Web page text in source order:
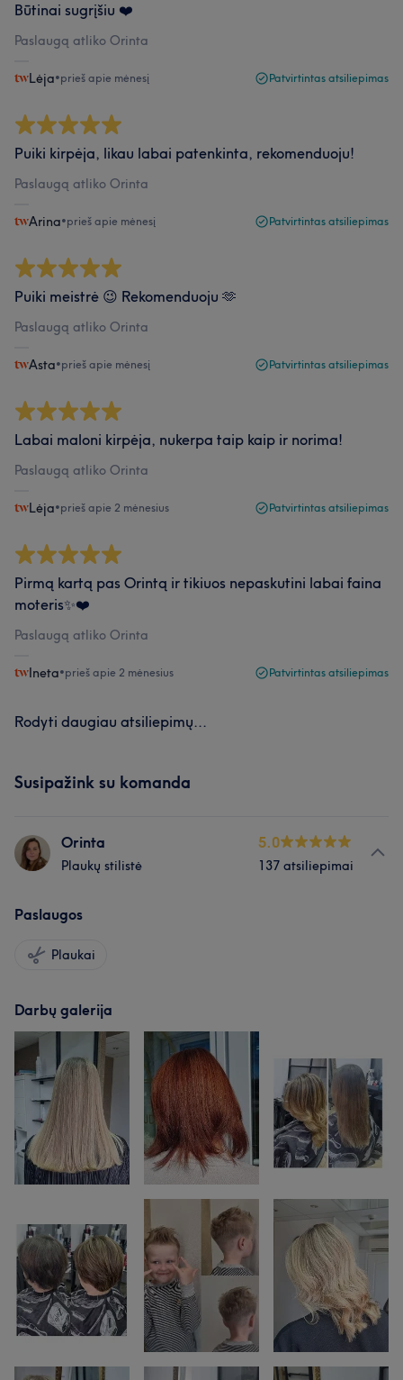
Būtinai sugrįšiu ❤️
Paslaugą atliko Orinta
Lėja•prieš apie mėnesį Patvirtintas atsiliepimas
Puiki kirpėja, likau labai patenkinta, rekomenduoju!
Paslaugą atliko Orinta
Arina•prieš apie mėnesį Patvirtintas atsiliepimas
Puiki meistrė 😉 Rekomenduoju 🫶
Paslaugą atliko Orinta
Asta•prieš apie mėnesį Patvirtintas atsiliepimas
Labai maloni kirpėja, nukerpa taip kaip ir norima!
Paslaugą atliko Orinta
Lėja•prieš apie 2 mėnesius Patvirtintas atsiliepimas
Pirmą kartą pas Orintą ir tikiuos nepaskutini labai faina
moteris✨❤️
Paslaugą atliko Orinta
Ineta•prieš apie 2 mėnesius Patvirtintas atsiliepimas
Rodyti daugiau atsiliepimų...
Susipažink su komanda
Orinta
Plaukų stilistė
5.0
137 atsiliepimai
Paslaugos
Plaukai
Darbų galerija